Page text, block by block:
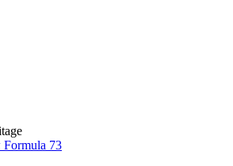
Formula 73